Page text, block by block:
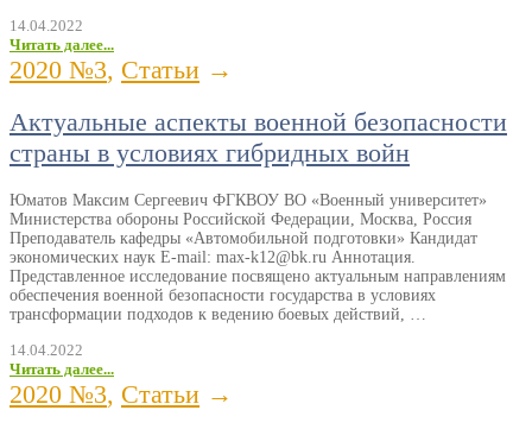
14.04.2022
Читать далее...
2020 №3, Статьи →
Актуальные аспекты военной безопасности
страны в условиях гибридных войн
Юматов Максим Сергеевич ФГКВОУ ВО «Военный университет»
Министерства обороны Российской Федерации, Москва, Россия
Преподаватель кафедры «Автомобильной подготовки» Кандидат
экономических наук E-mail: max-k12@bk.ru Аннотация.
Представленное исследование посвящено актуальным направлениям
обеспечения военной безопасности государства в условиях
трансформации подходов к ведению боевых действий, …
14.04.2022
Читать далее...
2020 №3, Статьи →